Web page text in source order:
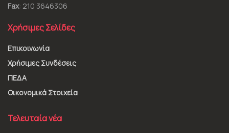
Fax: 210 3646306
Χρήσιμες Σελίδες
Επικοινωνία
Χρήσιμες Συνδέσεις
ΠΕΔΑ
Οικονομικά Στοιχεία
Τελευταία νέα